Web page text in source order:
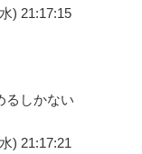
) 21:17:15
るしかない
) 21:17:21